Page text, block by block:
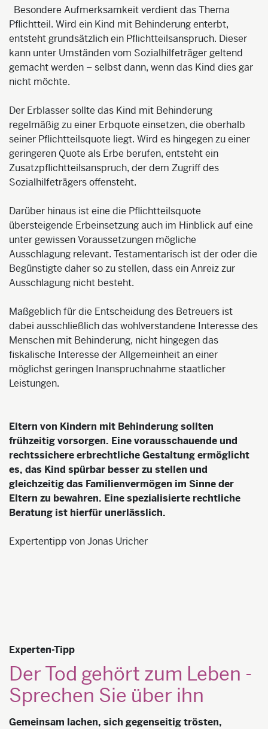
Besondere Aufmerksamkeit verdient das Thema
Pflichtteil. Wird ein Kind mit Behinderung enterbt,
entsteht grundsätzlich ein Pflichtteilsanspruch. Dieser
kann unter Umständen vom Sozialhilfeträger geltend
gemacht werden – selbst dann, wenn das Kind dies gar
nicht möchte.
Der Erblasser sollte das Kind mit Behinderung
regelmäßig zu einer Erbquote einsetzen, die oberhalb
seiner Pflichtteilsquote liegt. Wird es hingegen zu einer
geringeren Quote als Erbe berufen, entsteht ein
Zusatzpflichtteilsanspruch, der dem Zugriff des
Sozialhilfeträgers offensteht.
Darüber hinaus ist eine die Pflichtteilsquote
übersteigende Erbeinsetzung auch im Hinblick auf eine
unter gewissen Voraussetzungen mögliche
Ausschlagung relevant. Testamentarisch ist der oder die
Begünstigte daher so zu stellen, dass ein Anreiz zur
Ausschlagung nicht besteht.
Maßgeblich für die Entscheidung des Betreuers ist
dabei ausschließlich das wohlverstandene Interesse des
Menschen mit Behinderung, nicht hingegen das
fiskalische Interesse der Allgemeinheit an einer
möglichst geringen Inanspruchnahme staatlicher
Leistungen.
Eltern von Kindern mit Behinderung sollten
frühzeitig vorsorgen. Eine vorausschauende und
rechtssichere erbrechtliche Gestaltung ermöglicht
es, das Kind spürbar besser zu stellen und
gleichzeitig das Familienvermögen im Sinne der
Eltern zu bewahren. Eine spezialisierte rechtliche
Beratung ist hierfür unerlässlich.
Expertentipp von Jonas Uricher
Experten-Tipp
Der Tod gehört zum Leben -
Sprechen Sie über ihn
Gemeinsam lachen, sich gegenseitig trösten,